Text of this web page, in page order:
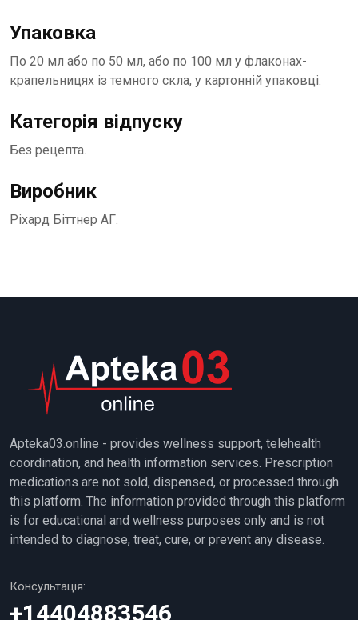
Упаковка
По 20 мл або по 50 мл, або по 100 мл у флаконах-
крапельницях із темного скла, у картонній упаковці.
Категорія відпуску
Без рецепта.
Виробник
Ріхард Біттнер АГ.
Apteka03.online - provides wellness support, telehealth
coordination, and health information services. Prescription
medications are not sold, dispensed, or processed through
this platform. The information provided through this platform
is for educational and wellness purposes only and is not
intended to diagnose, treat, cure, or prevent any disease.
Консультація:
+14404883546